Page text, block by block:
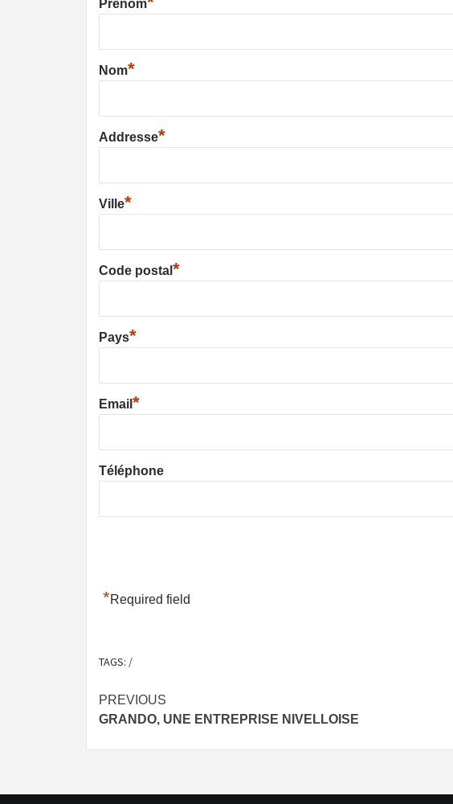
Prénom
Nom*
Addresse*
Ville*
Code postal *
Pays*
Email *
Téléphone
*Required field
TAGS: /
Post
navigation
PREVIOUS
GRANDO, UNE ENTREPRISE NIVELLOISE